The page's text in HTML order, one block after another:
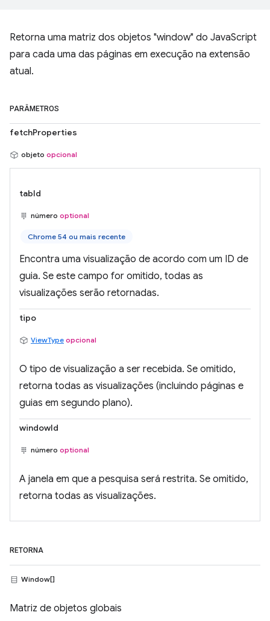
Retorna uma matriz dos objetos "window" do JavaScript
para cada uma das páginas em execução na extensão
atual.
PARÂMETROS
fetchProperties
objeto opcional
tabId
número optional
Chrome 54 ou mais recente
Encontra uma visualização de acordo com um ID de
guia. Se este campo for omitido, todas as
visualizações serão retornadas.
tipo
ViewType opcional
O tipo de visualização a ser recebida. Se omitido,
retorna todas as visualizações (incluindo páginas e
guias em segundo plano).
windowId
número optional
A janela em que a pesquisa será restrita. Se omitido,
retorna todas as visualizações.
RETORNA
Window[]
Matriz de objetos globais